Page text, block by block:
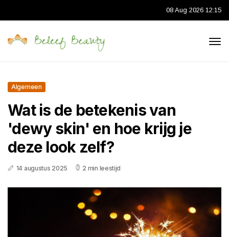
08 Aug 2026 12:15
Algemeen
Wat is de betekenis van
'dewy skin' en hoe krijg je
deze look zelf?
14 augustus 2025 2 min leestijd